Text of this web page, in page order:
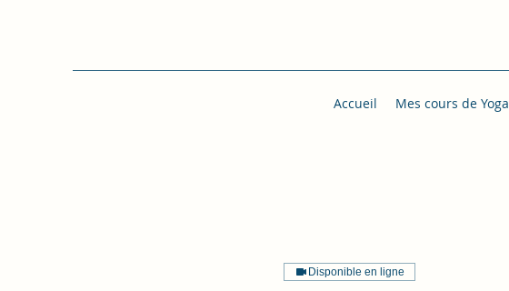
Accueil Mes cours de Yoga
Disponible en ligne